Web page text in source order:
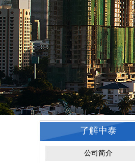
了解中泰
公司简介